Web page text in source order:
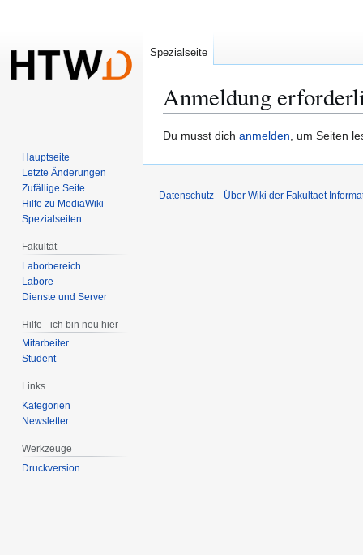
Anmeldung
Zur
Zur
Du musst dich anmelden, um Seiten
Spezialseite
Hauptseite
Letzte Änderungen
Zufällige Seite
Hilfe zu MediaWiki
Spezialseiten
Fakultät
Laborbereich
Labore
Dienste und Server
Hilfe - ich bin neu hier
Mitarbeiter
Student
Links
Kategorien
Newsletter
Werkzeuge
Druckversion
Datenschutz Über Wiki der Fakultaet